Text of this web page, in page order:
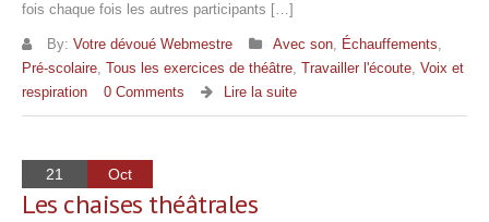
fois chaque fois les autres participants […]
By: Votre dévoué Webmestre Avec son, Échauffements,
Pré-scolaire, Tous les exercices de théâtre, Travailler l'écoute, Voix et
respiration
0 Comments Lire la suite
21 Oct
Les chaises théâtrales